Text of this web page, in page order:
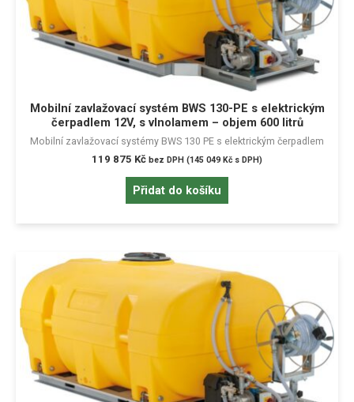
Mobilní zavlažovací systém BWS 130-PE s elektrickým
čerpadlem 12V, s vlnolamem – objem 600 litrů
Mobilní zavlažovací systémy BWS 130 PE s elektrickým čerpadlem
119 875 Kč bez DPH (145 049 Kč s DPH)
Přidat do košíku